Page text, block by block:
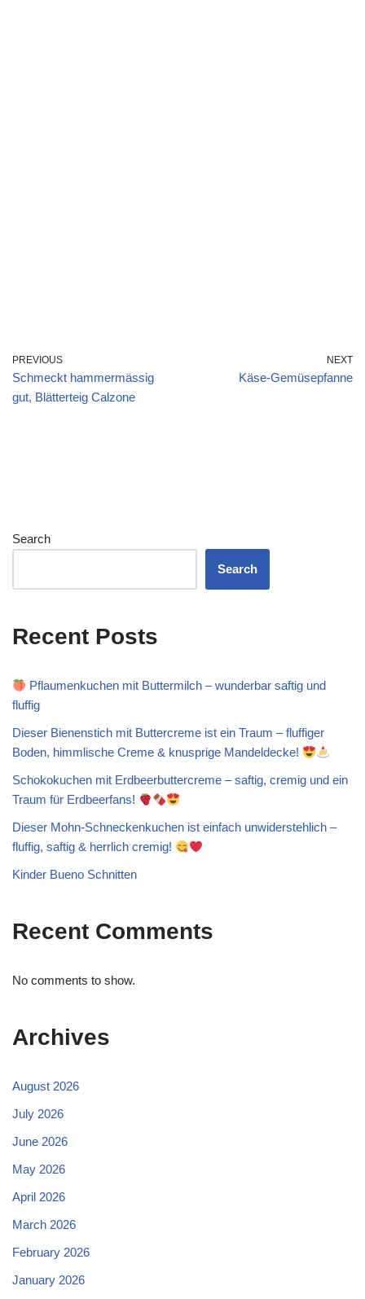
PREVIOUS
Schmeckt hammermässig
gut, Blätterteig Calzone
NEXT
Käse-Gemüsepfanne
Search
Search
Recent Posts
Pflaumenkuchen mit Buttermilch – wunderbar saftig und
fluffig
Dieser Bienenstich mit Buttercreme ist ein Traum – fluffiger
Boden, himmlische Creme & knusprige Mandeldecke!
Schokokuchen mit Erdbeerbuttercreme – saftig, cremig und ein
Traum für Erdbeerfans!
Dieser Mohn-Schneckenkuchen ist einfach unwiderstehlich –
fluffig, saftig & herrlich cremig!
Kinder Bueno Schnitten
Recent Comments
No comments to show.
Archives
August 2026
July 2026
June 2026
May 2026
April 2026
March 2026
February 2026
January 2026